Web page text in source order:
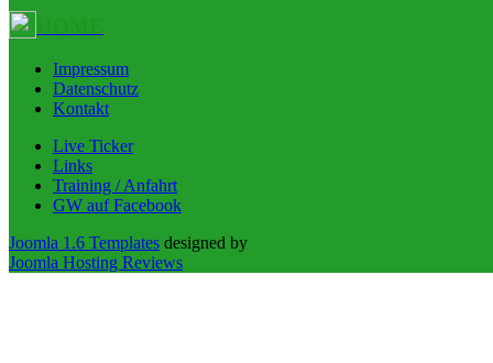
Impressum
Datenschutz
Kontakt
Live Ticker
Links
Training / Anfahrt
GW auf Facebook
Joomla 1.6 Templates designed by
Joomla Hosting Reviews